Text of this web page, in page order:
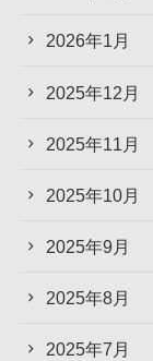
2026年1月
2025年12月
2025年11月
2025年10月
2025年9月
2025年8月
2025年7月